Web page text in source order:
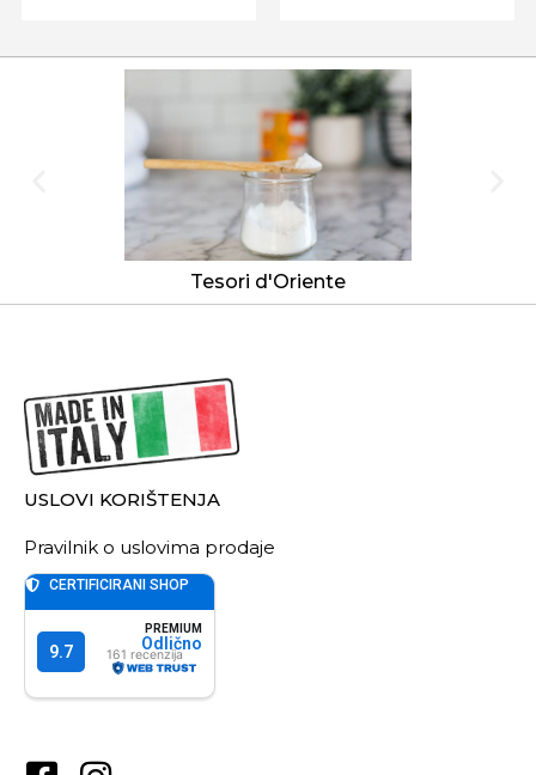
Tesori d'Oriente
USLOVI KORIŠTENJA
Pravilnik o uslovima prodaje